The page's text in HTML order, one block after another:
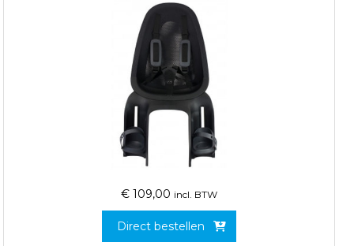
€ 109,00 incl. BTW
Direct bestellen